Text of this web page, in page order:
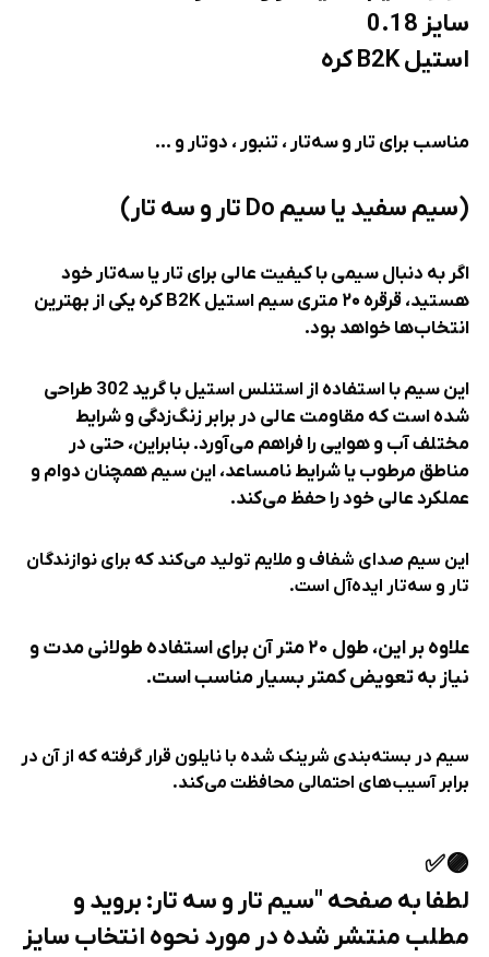
سایز 0.18
استیل B2K کره
مناسب برای تار و سه‌تار ، تنبور ، دوتار و ...
(سیم سفید یا سیم Do تار و سه تار)
اگر به دنبال سیمی با کیفیت عالی برای تار یا سه‌تار خود
هستید، قرقره ۲۰ متری سیم استیل B2K کره یکی از بهترین
انتخاب‌ها خواهد بود.
این سیم با استفاده از استنلس استیل با گرید 302 طراحی
شده است که مقاومت عالی در برابر زنگ‌زدگی و شرایط
مختلف آب و هوایی را فراهم می‌آورد. بنابراین، حتی در
مناطق مرطوب یا شرایط نامساعد، این سیم همچنان دوام و
عملکرد عالی خود را حفظ می‌کند.
این سیم صدای شفاف و ملایم تولید می‌کند که برای نوازندگان
تار و سه‌تار ایده‌آل است.
علاوه بر این، طول ۲۰ متر آن برای استفاده طولانی مدت و
نیاز به تعویض کمتر بسیار مناسب است.
سیم در بسته‌بندی شرینک شده با نایلون قرار گرفته که از آن در
برابر آسیب‌های احتمالی محافظت می‌کند.
🟣✅️
لطفا به صفحه "سیم تار و سه تار: بروید و
مطلب منتشر شده در مورد نحوه انتخاب سایز